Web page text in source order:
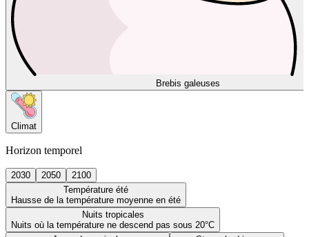
Brebis galeuses
Climat
Horizon temporel
2030 2050
2100
Température été
Hausse de la température moyenne en été
Nuits tropicales
Nuits où la température ne descend pas sous 20°C